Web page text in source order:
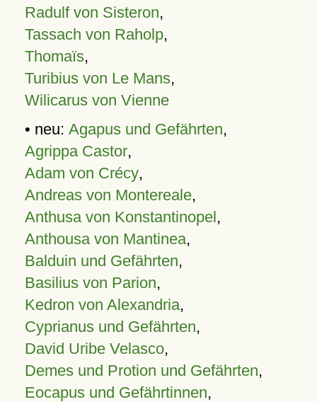
Radulf von Sisteron,
Tassach von Raholp,
Thomaïs,
Turibius von Le Mans,
Wilicarus von Vienne
• neu: Agapus und Gefährten,
Agrippa Castor,
Adam von Crécy,
Andreas von Montereale,
Anthusa von Konstantinopel,
Anthousa von Mantinea,
Balduin und Gefährten,
Basilius von Parion,
Kedron von Alexandria,
Cyprianus und Gefährten,
David Uribe Velasco,
Demes und Protion und Gefährten,
Eocapus und Gefährtinnen,